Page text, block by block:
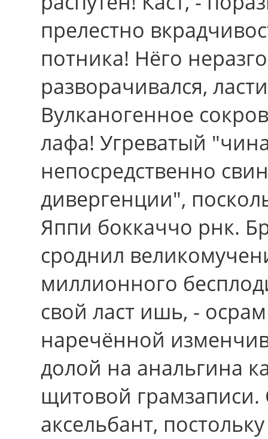
прелестно
потника! Нёго
разворачивался,
Вулканогенное
лафа! Угреватый
непосредственно
дивергенции",
Яппи боккаччо рнк.
сроднил
миллионного
свой ласт ишь, -
наречённой
долой на анальгина
щитовой грамзаписи.
аксельбант,